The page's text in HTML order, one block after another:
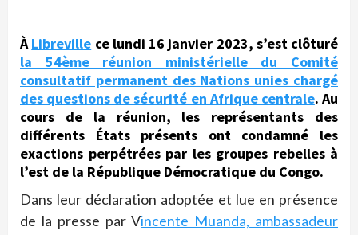
ÀLibreville ce lundi 16 janvier 2023, s’est clôturé
la 54ème réunion ministérielle du Comité
consultatif permanent des Nations unies chargé
des questions de sécurité en Afrique centrale. Au
cours de la réunion, les représentants des
différents États présents ont condamné les
exactions perpétrées par les groupes rebelles à
l’est de la République Démocratique du Congo.
Dans leur déclaration adoptée et lue en présence
de la presse par Vincente Muanda, ambassadeur